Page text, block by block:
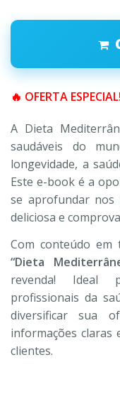
🔥 OFERTA
A Dieta
saudáveis do
longevidade, a
Este e-book é a
se aprofundar nos
deliciosa e
Com conteúdo
“Dieta
revenda! Ideal
profissionais da
diversificar sua
informações claras
clientes.